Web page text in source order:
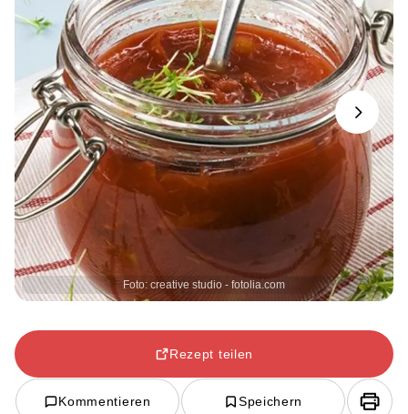
Foto: creative studio - fotolia.com
Next
Rezept teilen
Kommentieren Speichern